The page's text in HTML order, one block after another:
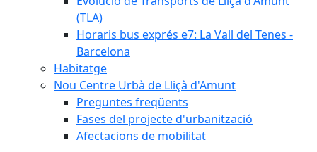
(TLA)
Horaris bus exprés e7: La Vall del Tenes -
Barcelona
Habitatge
Nou Centre Urbà de Lliçà d'Amunt
Preguntes freqüents
Fases del projecte d'urbanització
Afectacions de mobilitat